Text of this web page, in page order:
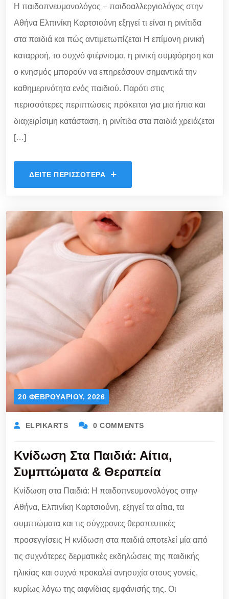
Η παιδοπνευμονολόγος – παιδοαλλεργιολόγος στην
Αθήνα Ελπινίκη Καρτσιούνη εξηγεί τι είναι η ρινίτιδα
στα παιδιά και πώς αντιμετωπίζεται Η επίμονη ρινική
καταρροή, το συχνό φτέρνισμα, η ρινική συμφόρηση και
ο κνησμός μπορούν να επηρεάσουν σημαντικά την
καθημερινότητα ενός παιδιού. Παρότι στις
περισσότερες περιπτώσεις πρόκειται για μια ήπια και
διαχειρίσιμη κατάσταση, η ρινίτιδα στα παιδιά χρειάζεται
[…]
ΔΕΊΤΕ ΠΕΡΙΣΣΌΤΕΡΑ
20 ΦΕΒΡΟΥΑΡΊΟΥ, 2026
ELPIKARTS 0 COMMENTS
Κνίδωση Στα Παιδιά: Αίτια,
Συμπτώματα & Θεραπεία
Κνίδωση στα Παιδιά: Η παιδοπνευμονολόγος στην
Αθήνα, Ελπινίκη Καρτσιούνη, εξηγεί τα αίτια, τα
συμπτώματα και τις σύγχρονες θεραπευτικές
προσεγγίσεις Η κνίδωση στα παιδιά αποτελεί μία από
τις συχνότερες δερματικές εκδηλώσεις της παιδικής
ηλικίας και συχνά προκαλεί ανησυχία στους γονείς,
κυρίως λόγω της αιφνίδιας εμφάνισής της. Οι